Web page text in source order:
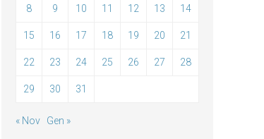
8 9 10 11 12 13 14
15 16 17 18 19 20 21
22 23 24 25 26 27 28
29 30 31
« Nov Gen »